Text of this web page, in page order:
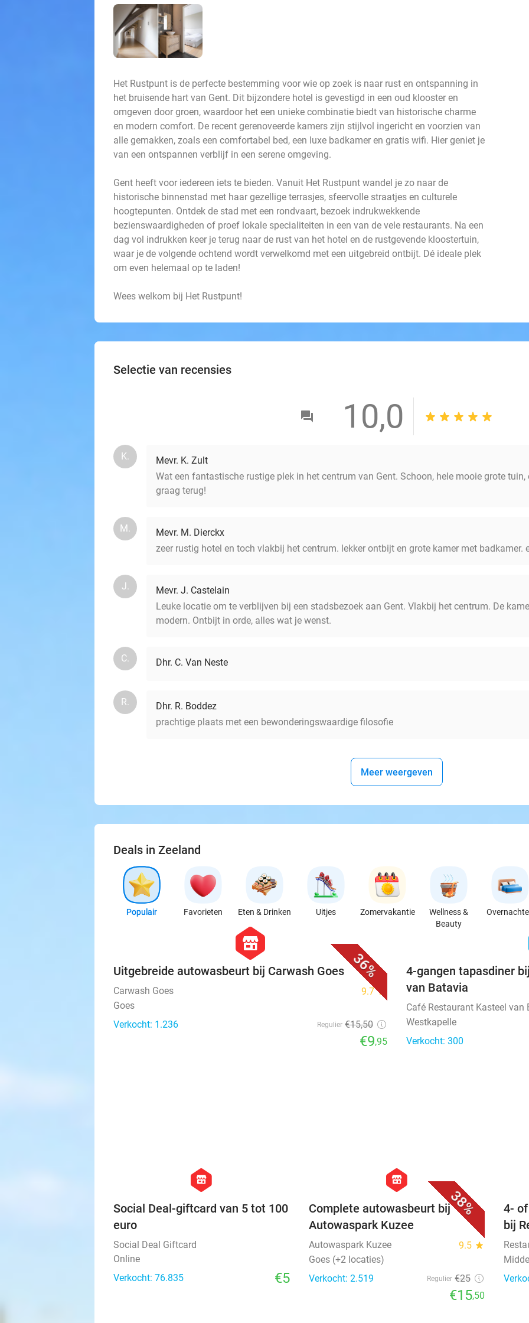
Het Rustpunt is de perfecte bestemming voor wie op zoek is naar rust en ontspanning in
het bruisende hart van Gent. Dit bijzondere hotel is gevestigd in een oud klooster en
omgeven door groen, waardoor het een unieke combinatie biedt van historische charme
en modern comfort. De recent gerenoveerde kamers zijn stijlvol ingericht en voorzien van
alle gemakken, zoals een comfortabel bed, een luxe badkamer en gratis wifi. Hier geniet je
van een ontspannen verblijf in een serene omgeving.
Gent heeft voor iedereen iets te bieden. Vanuit Het Rustpunt wandel je zo naar de
historische binnenstad met haar gezellige terrasjes, sfeervolle straatjes en culturele
hoogtepunten. Ontdek de stad met een rondvaart, bezoek indrukwekkende
bezienswaardigheden of proef lokale specialiteiten in een van de vele restaurants. Na een
dag vol indrukken keer je terug naar de rust van het hotel en de rustgevende kloostertuin,
waar je de volgende ochtend wordt verwelkomd met een uitgebreid ontbijt. Dé ideale plek
om even helemaal op te laden!
Wees welkom bij Het Rustpunt!
Selectie van recensies
10,0
K.
Mevr. K. Zult
Wat een fantastische rustige plek in het centrum van Gent. Schoon, hele mooie grote
graag terug!
M.
Mevr. M. Dierckx
zeer rustig hotel en toch vlakbij het centrum. lekker ontbijt en grote kamer met badkamer.
J.
Mevr. J. Castelain
Leuke locatie om te verblijven bij een stadsbezoek aan Gent. Vlakbij het centrum. De
modern. Ontbijt in orde, alles wat je wenst.
C. Dhr. C. Van Neste
R.
Dhr. R. Boddez
prachtige plaats met een bewonderingswaardige filosofie
Meer weergeven
Deals in Zeeland
Populair Favorieten Eten & Drinken Uitjes Zomervakantie
Wellness &
Beauty
36%
hexagon
store
Uitgebreide autowasbeurt bij Carwash Goes
Carwash Goes 9.7star
Goes
Verkocht: 1.236
Regulier €15,50
€9,95
4-gangen tapasdiner
van Batavia
Café Restaurant Kasteel van
Westkapelle
Verkocht: 300
hexagon
store
Social Deal-giftcard van 5 tot 100
euro
Social Deal Giftcard
Online
Verkocht: 76.835
€5
38%
hexagon
store
Complete autowasbeurt bij
Autowaspark Kuzee
Autowaspark Kuzee 9.5 star
Goes (+2 locaties)
Verkocht: 2.519
Regulier €25
€15,50
4-
bij